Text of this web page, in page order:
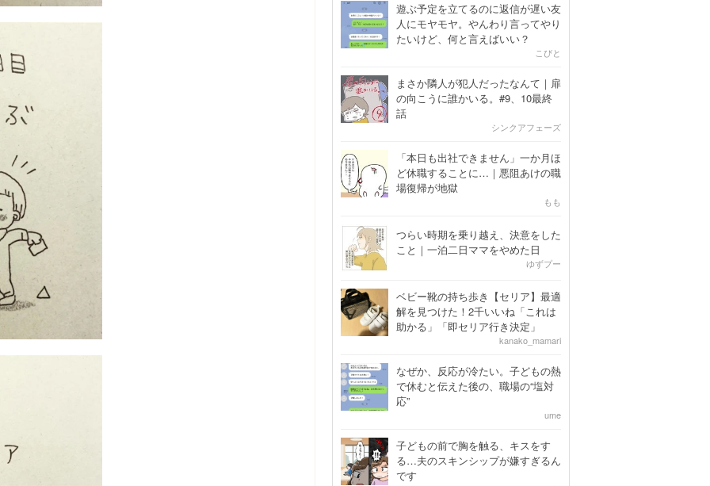
遊ぶ予定を立てるのに返信が遅い友
人にモヤモヤ。やんわり言ってやり
たいけど、何と言えばいい？
こびと
まさか隣人が犯人だったなんて｜扉
の向こうに誰かいる。#9、10最終
話
シンクアフェーズ
「本日も出社できません」一か月ほ
ど休職することに…｜悪阻あけの職
場復帰が地獄
もも
つらい時期を乗り越え、決意をした
こと｜一泊二日ママをやめた日
ゆずプー
ベビー靴の持ち歩き【セリア】最適
解を見つけた！2千いいね「これは
助かる」「即セリア行き決定」
kanako_mamari
なぜか、反応が冷たい。子どもの熱
で休むと伝えた後の、職場の“塩対
応”
ume
子どもの前で胸を触る、キスをす
る…夫のスキンシップが嫌すぎるん
です